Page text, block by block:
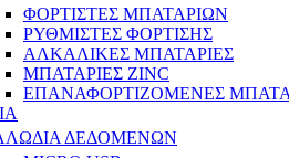
ΦΟΡΤΙΣΤΕΣ ΜΠΑΤΑΡΙΩΝ
ΡΥΘΜΙΣΤΕΣ ΦΟΡΤΙΣΗΣ
ΑΛΚΑΛΙΚΕΣ ΜΠΑΤΑΡΙΕΣ
ΜΠΑΤΑΡΙΕΣ ZINC
ΕΠΑΝΑΦΟΡΤΙΖΟΜΕΝΕΣ
ΔΕΔΟΜΕΝΩΝ